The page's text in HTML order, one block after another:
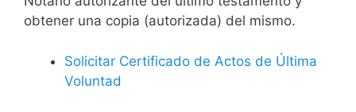
obtener una copia (autorizada) del mismo.
Solicitar Certificado de Actos de Última
Voluntad